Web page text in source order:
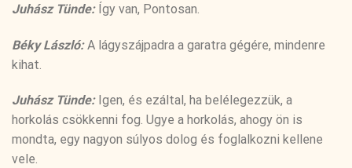
Juhász Tünde: Így van, Pontosan.
Béky László: A lágyszájpadra a garatra gégére, mindenre
kihat.
Juhász Tünde: Igen, és ezáltal, ha belélegezzük, a
horkolás csökkenni fog. Ugye a horkolás, ahogy ön is
mondta, egy nagyon súlyos dolog és foglalkozni kellene
vele.